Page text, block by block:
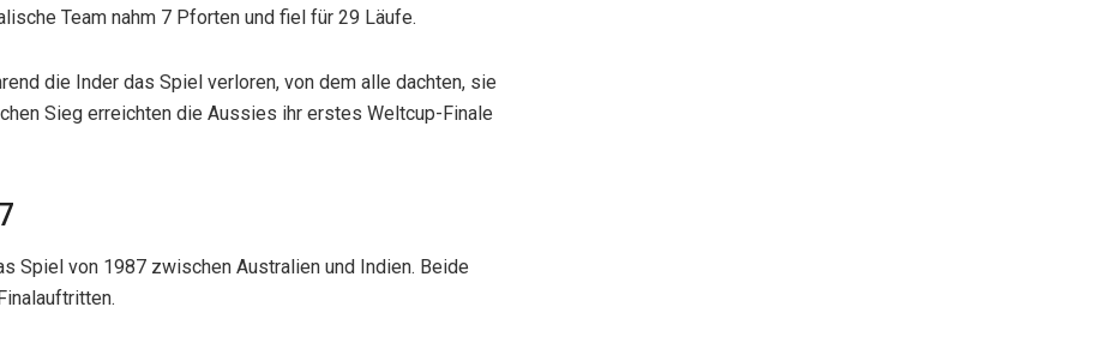
Team nahm 7 Pforten und fiel für 29 Läufe.
die Inder das Spiel verloren, von dem alle dachten, sie
Sieg erreichten die Aussies ihr erstes Weltcup-Finale
Spiel von 1987 zwischen Australien und Indien. Beide